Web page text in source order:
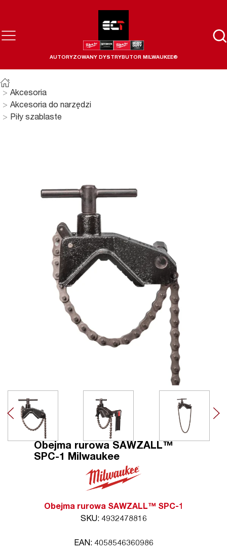
AUTORYZOWANY DYSTRYBUTOR MILWAUKEE®
Akcesoria
Akcesoria do narzędzi
Piły szablaste
Obejma rurowa SAWZALL™
SPC-1 Milwaukee
Obejma rurowa SAWZALL™ SPC-1
SKU: 4932478816
EAN: 4058546360986